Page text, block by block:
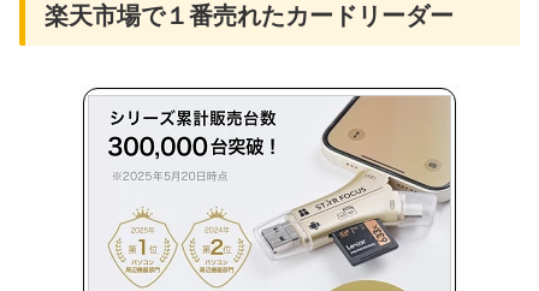
楽天市場で１番売れたカードリーダー